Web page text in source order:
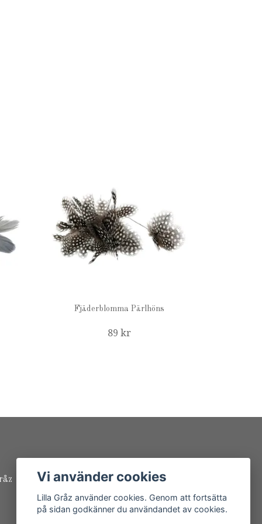
Fjäderblomma Pärlhöns
89 kr
Vi använder cookies
Lilla Gråz använder cookies. Genom att fortsätta
på sidan godkänner du användandet av cookies.